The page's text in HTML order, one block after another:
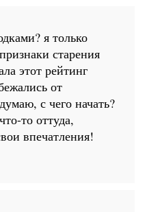
я только
старения
этот рейтинг
от
с чего начать?
то оттуда,
впечатления!